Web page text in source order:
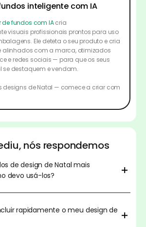
inteligente com IA
de fundos com IAcria
visuais profissionais prontos para uso
Ele deteta o seu produto e cria
alinhados com a marca, otimizados
e redes sociais — para que os seus
se destaquem e vendam.
designs de Natal — comece a criar com
nós respondemos
de design de Natal mais
devo usá-los?
calor e festividade a qualquer
metálicos como dourado e
um toque premium, enquanto paletas
rapidamente o meu design de